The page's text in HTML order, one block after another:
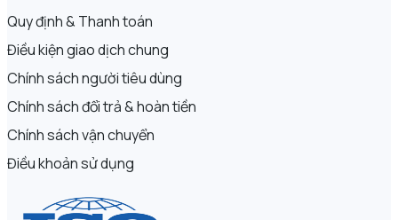
Quy định & Thanh toán
Điều kiện giao dịch chung
Chính sách người tiêu dùng
Chính sách đổi trả & hoàn tiền
Chính sách vận chuyển
Điều khoản sử dụng